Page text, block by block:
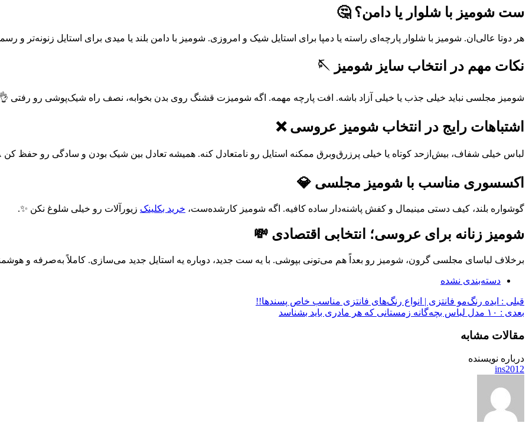
ست شومیز با شلوار یا دامن؟ 🤔
هر دوتا عالی‌ان. شومیز با شلوار پارچه‌ای راسته یا دمپا برای استایل شیک و امروزی. شومیز با دامن بلند یا میدی برای استایل زنونه‌تر و
نکات مهم در انتخاب سایز شومیز 🪡
شومیز مجلسی نباید خیلی جذب یا خیلی آزاد باشه. افت پارچه مهمه. اگه شومیزت قشنگ روی بدن بخوابه، نصف راه شیک‌پوشی رو رفتی
اشتباهات رایج در انتخاب شومیز عروسی ❌
لباس خیلی شفاف، بیش‌ازحد کوتاه یا خیلی پرزرق‌وبرق ممکنه استایل رو نامتعادل کنه. همیشه تعادل بین شیک بودن و سادگی رو حفظ
اکسسوری مناسب با شومیز مجلسی 💎
گوشواره بلند، کیف دستی مینیمال و کفش پاشنه‌دار ساده کافیه. اگه شومیز کارشده‌ست، خرید بکلینک زیورآلات رو خیلی شلوغ نکن ✨.
شومیز زنانه برای عروسی؛ انتخابی اقتصادی 💸
برخلاف لباسای مجلسی گرون، شومیز رو بعداً هم می‌تونی بپوشی. با یه ست جدید، دوباره یه استایل جدید می‌سازی. کاملاً به‌صرفه و
دسته‌بندی نشده
قبلی : ایده رنگ‌مو فانتزی | انواع رنگ‌های فانتزی مناسب خاص پسندها!!
بعدی :
مقالات مشابه
درباره نویسنده
ins2012